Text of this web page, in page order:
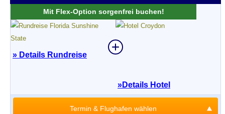
Mit Flex-Option sorgenfrei buchen!
» Details Rundreise
»Details Hotel
Termin & Flughafen wählen